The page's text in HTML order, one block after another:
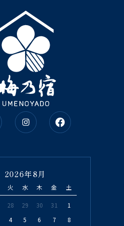
2026年8月
火 水 木 金 土
28 29 30 31
1
4 5 6 7
8